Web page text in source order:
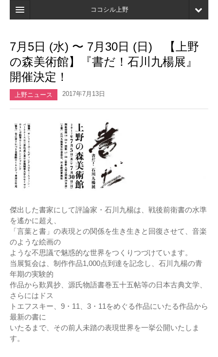
ココシル上野
検索
店舗・施設最新情報
口コミ
マイページ
ブックマーク
7月5日 (水) 〜 7月30日 (日) 【上野
の森美術館】『書だ！石川九楊展』
開催決定！
上野ニュース 2017年7月13日
傑出した書家にして評論家・石川九楊は、戦後前衛書の水準
を遙かに超え、
「言葉と書」の表現との関係を生き生きと回復させて、音楽
のような絵画の
ような不思議で魅惑的な世界をつくりつづけています。
当展覧会は、制作作品1,000点到達を記念し、石川九楊の青
年期の実験的
作品から歎異抄、源氏物語書巻五十五帖等の日本古典文学、
さらにはドス
トエフスキー、9・11、3・11をめぐる作品にいたる作品から
最新の書に
いたるまで、その前人未踏の表現世界を一挙公開いたしま
す。